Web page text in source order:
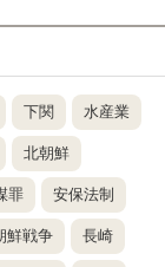
下関 水産業
北朝鮮
罪 安保法制
鮮戦争 長崎